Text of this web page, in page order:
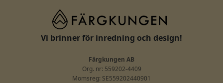
Vi brinner för inredning och design!
Färgkungen AB
Org. nr: 559202-4409
Momsreg: SE559202440901